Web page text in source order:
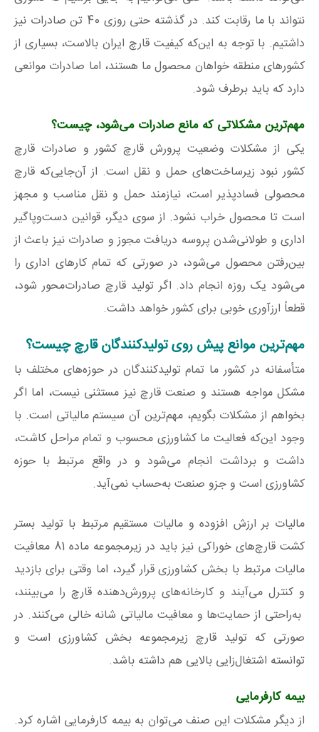
نتواند با ما رقابت کند. در گذشته حتی روزی 40 تن صادرات نیز
داشتیم. با توجه به این‌که کیفیت قارچ ایران بالاست، بسیاری از
کشورهای منطقه خواهان محصول ما هستند، اما صادرات موانعی
دارد که باید برطرف شود.
مهم‌ترین مشکلاتی که مانع صادرات میشود، چیست؟
یکی از مشکلات وضعیت پرورش قارچ کشور و صادرات قارچ
کشور نبود زیرساخت‌های حمل و نقل است. از آن‌جایی‌که قارچ
محصولی فسادپذیر است، نیازمند حمل و نقل مناسب و مجهز
است تا محصول خراب نشود. از سوی دیگر، قوانین دست‌وپاگیر
اداری و طولانی‌شدن پروسه دریافت مجوز و صادرات نیز باعث از
بین‌رفتن محصول می‌شود، در صورتی که تمام کارهای اداری را
می‌شود یک روزه انجام داد. اگر تولید قارچ صادرات‌محور شود،
قطعاً ارزآوری خوبی برای کشور خواهد داشت.
مهم‌ترین موانع پیش روی تولیدکنندگان قارچ چیست؟
متأسفانه در کشور ما تمام تولیدکنندگان در حوزه‌های مختلف با
مشکل مواجه هستند و صنعت قارچ نیز مستثنی نیست، اما اگر
بخواهم از مشکلات بگویم، مهم‌ترین آن سیستم مالیاتی است. با
وجود این‌که فعالیت ما کشاورزی محسوب و تمام مراحل کاشت،
داشت و برداشت انجام می‌شود و در واقع مرتبط با حوزه
کشاورزی است و جزو صنعت به‌‌حساب نمی‌آید.
مالیات بر ارزش ‌افزوده و مالیات مستقیم مرتبط با تولید بستر
کشت قارچ‌های خوراکی نیز باید در زیرمجموعه ماده 81 معافیت
مالیات مرتبط با بخش کشاورزی قرار گیرد، اما وقتی برای بازدید
و کنترل می‌آیند و کارخانه‌های پرورش‌دهنده قارچ را می‌بینند،
به‌راحتی از حمایت‌ها و معافیت مالیاتی شانه خالی می‌کنند. در
صورتی که تولید قارچ زیرمجموعه بخش کشاورزی است و
توانسته اشتغال‌زایی بالایی هم داشته باشد.
بیمه کارفرمایی
از دیگر مشکلات این صنف می‌توان به بیمه کارفرمایی اشاره کرد.